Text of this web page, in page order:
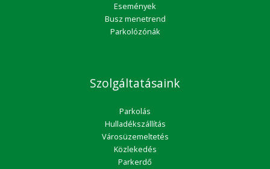
Események
Busz menetrend
Parkolózónák
Szolgáltatásaink
Parkolás
Hulladékszállítás
Városüzemeltetés
Közlekedés
Parkerdő